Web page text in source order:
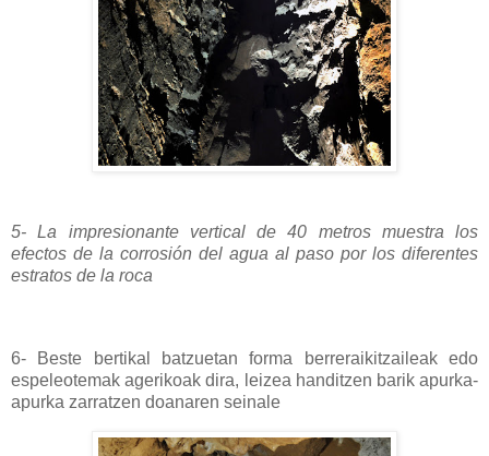
5- La impresionante vertical de 40 metros muestra los
efectos de la corrosión del agua al paso por los diferentes
estratos de la roca
6- Beste bertikal batzuetan forma berreraikitzaileak edo
espeleotemak agerikoak dira, leizea handitzen barik apurka-
apurka zarratzen doanaren seinale